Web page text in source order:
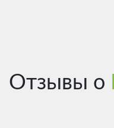
Отзывы о